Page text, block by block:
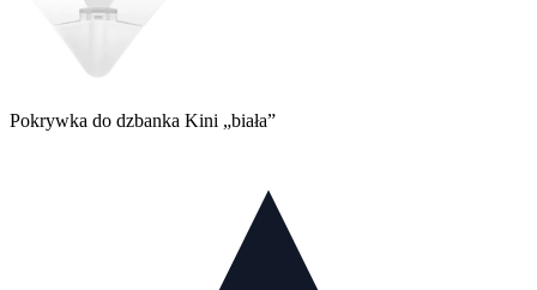
Pokrywka do dzbanka Kini „biała”